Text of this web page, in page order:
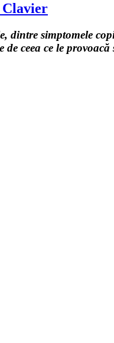
Clavier
simptomele
ceea ce le